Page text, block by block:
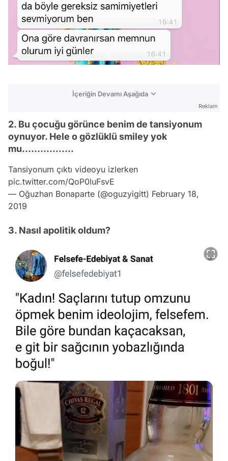
İçeriğin Devamı Aşağıda
Reklam
2. Bu çocuğu görünce benim de tansiyonum
oynuyor. Hele o gözlüklü smiley yok
mu.................
Tansiyonum çıktı videoyu izlerken
pic.twitter.com/QoP0luFsvE
— Oğuzhan Bonaparte (@oguzyigitt) February 18,
2019
3. Nasıl apolitik oldum?